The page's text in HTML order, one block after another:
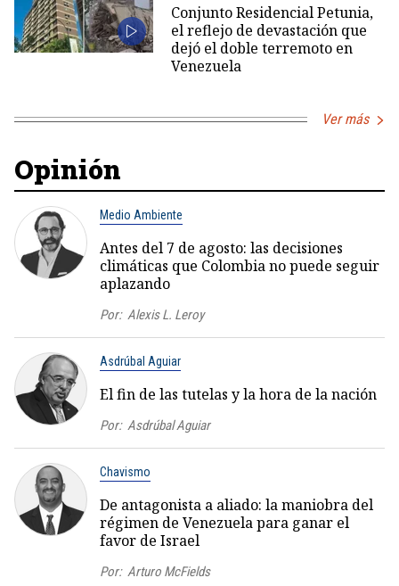
Conjunto Residencial Petunia,
el reflejo de devastación que
dejó el doble terremoto en
Venezuela
Ver más
Opinión
Medio Ambiente
Antes del 7 de agosto: las decisiones
climáticas que Colombia no puede seguir
aplazando
Por: Alexis L. Leroy
Asdrúbal Aguiar
El fin de las tutelas y la hora de la nación
Por: Asdrúbal Aguiar
Chavismo
De antagonista a aliado: la maniobra del
régimen de Venezuela para ganar el
favor de Israel
Por: Arturo McFields